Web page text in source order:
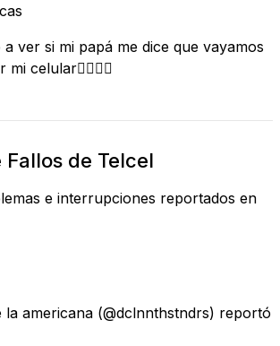
ver si mi papá me dice que vayamos
celular👉🏻👈🏻
Fallos de Telcel
e interrupciones reportados en
americana (@dclnnthstndrs) reportó